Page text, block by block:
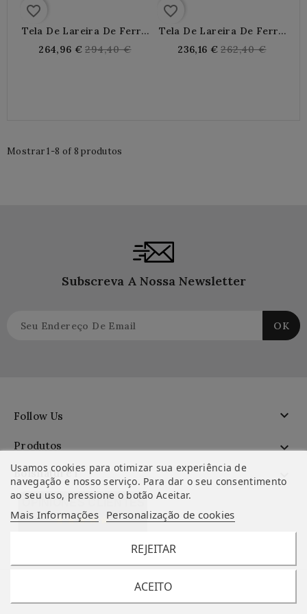
favorite_border
Tela De Lareira De Ferro
Forjado 3 Persianas
264,96 € Regular
294,40 €
favorite_border
Tela De Lareira De Ferro
Forjado
236,16 € Regular
262,40 €
Mostrar 1-8 of 8 produtos
Subscreva A Nossa Newsletter
Follow Us 
Produtos 
Boisnature'l 
Usamos cookies para otimizar sua experiência de
navegação e nosso serviço. Para dar o seu consentimento
ao seu uso, pressione o botão Aceitar.
Mais Informações Personalização de cookies
REJEITAR
ACEITO
OPINIONES CLIENTES